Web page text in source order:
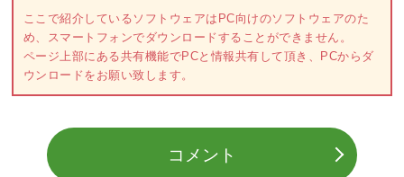
ここで紹介しているソフトウェアはPC向けのソフトウェアのた
め、スマートフォンでダウンロードすることができません。
ページ上部にある共有機能でPCと情報共有して頂き、PCからダ
ウンロードをお願い致します。
コメント